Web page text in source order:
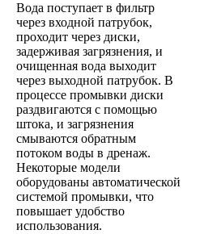
Вода поступает в фильтр
через входной патрубок,
проходит через диски,
задерживая загрязнения, и
очищенная вода выходит
через выходной патрубок. В
процессе промывки диски
раздвигаются с помощью
штока, и загрязнения
смываются обратным
потоком воды в дренаж.
Некоторые модели
оборудованы автоматической
системой промывки, что
повышает удобство
использования.